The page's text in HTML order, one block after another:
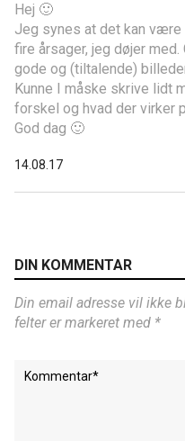
Hej 🙂
Jeg synes at det kan
fire årsager, jeg døjer
gode og (tiltalende)
Kunne I måske skrive lidt
forskel og hvad der virker
God dag 🙂
14.08.17
DIN KOMMENTAR
Din email adresse vil ikke
felter er markeret med *